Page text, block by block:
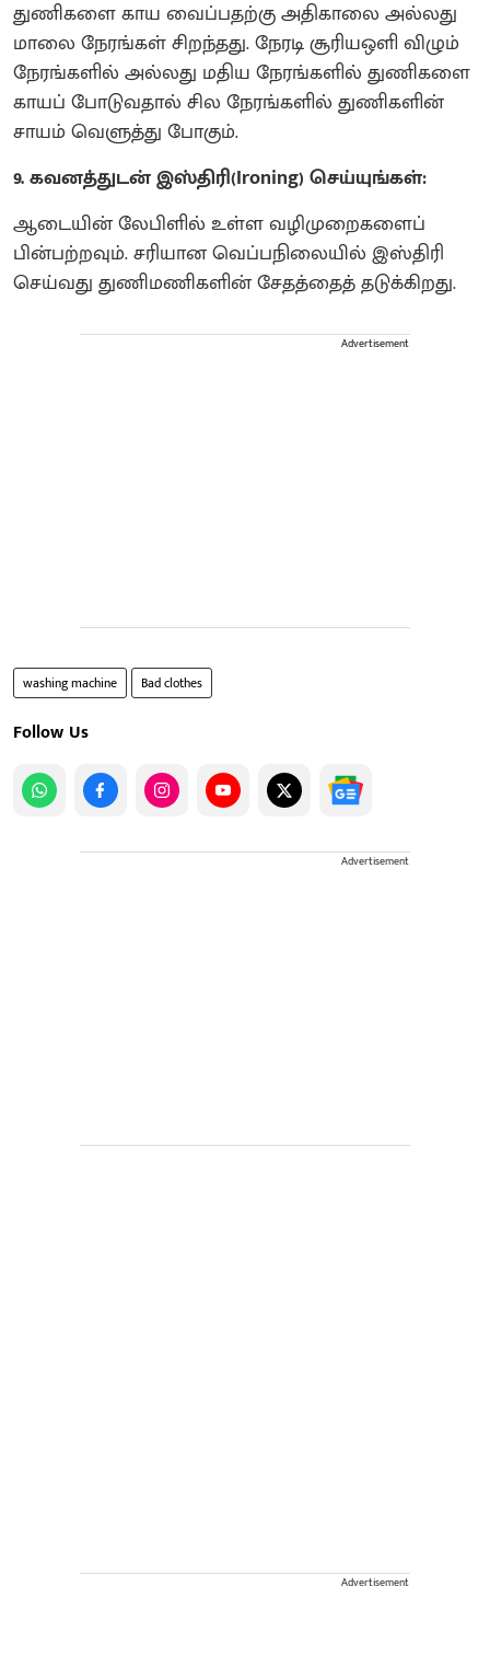
துணிகளை காய வைப்பதற்கு அதிகாலை அல்லது
மாலை நேரங்கள் சிறந்தது. நேரடி சூரியஒளி விழும்
நேரங்களில் அல்லது மதிய நேரங்களில் துணிகளை
காயப் போடுவதால் சில நேரங்களில் துணிகளின்
சாயம் வெளுத்து போகும்.
9. கவனத்துடன் இஸ்திரி(Ironing) செய்யுங்கள்:
ஆடையின் லேபிளில் உள்ள வழிமுறைகளைப்
பின்பற்றவும். சரியான வெப்பநிலையில் இஸ்திரி
செய்வது துணிமணிகளின் சேதத்தைத் தடுக்கிறது.
Advertisement
washing machine Bad clothes
Follow Us
Advertisement
Advertisement